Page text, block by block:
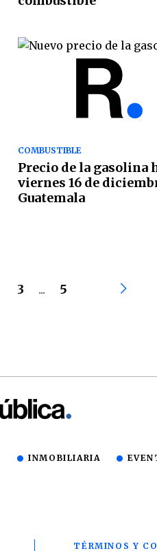
COMBUSTIBLE
Precio de la gasolina
viernes 16 de
Guatemala
3 ... 5
INMOBILIARIA
TÉRMINOS Y